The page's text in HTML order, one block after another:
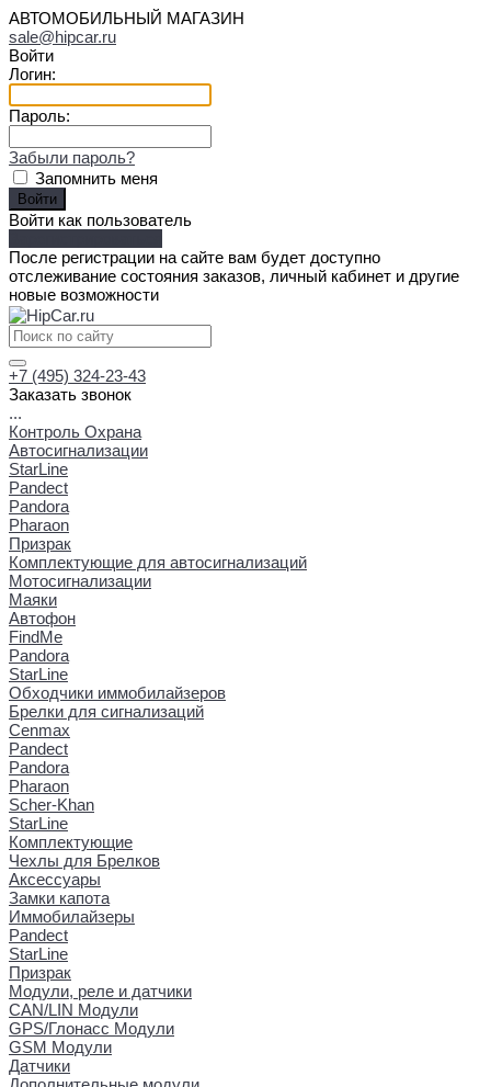
АВТОМОБИЛЬНЫЙ МАГАЗИН
sale@hipcar.ru
Войти
Логин:
Пароль:
Забыли пароль?
Запомнить меня
Войти как пользователь
После регистрации на сайте вам будет доступно
отслеживание состояния заказов, личный кабинет и другие
новые возможности
+7 (495) 324-23-43
Заказать звонок
...
Контроль Охрана
Автосигнализации
StarLine
Pandect
Pandora
Pharaon
Призрак
Комплектующие для автосигнализаций
Мотосигнализации
Маяки
Автофон
FindMe
Pandora
StarLine
Обходчики иммобилайзеров
Брелки для сигнализаций
Cenmax
Pandect
Pandora
Pharaon
Scher-Khan
StarLine
Комплектующие
Чехлы для Брелков
Аксессуары
Замки капота
Иммобилайзеры
Pandect
StarLine
Призрак
Модули, реле и датчики
CAN/LIN Модули
GPS/Глонасс Модули
GSM Модули
Датчики